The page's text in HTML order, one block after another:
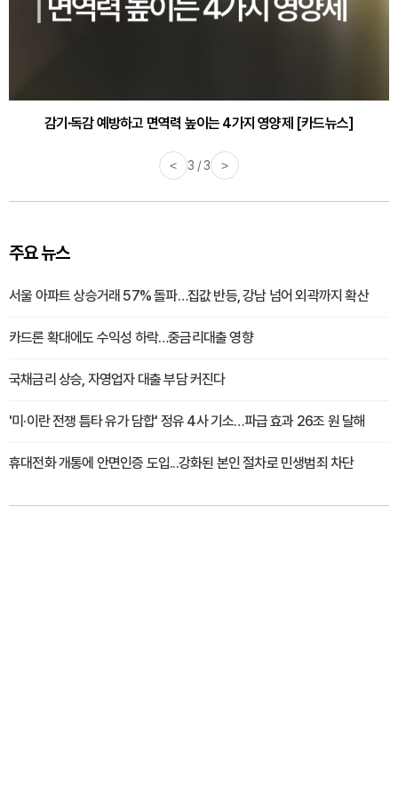
감기·독감 예방하고 면역력 높이는 4가지 영양제 [카드뉴스]
< 3 / 3 >
주요 뉴스
서울 아파트 상승거래 57% 돌파…집값 반등, 강남 넘어 외곽까지 확산
카드론 확대에도 수익성 하락…중금리대출 영향
국채금리 상승, 자영업자 대출 부담 커진다
'미·이란 전쟁 틈타 유가 담합' 정유 4사 기소…파급 효과 26조 원 달해
휴대전화 개통에 안면인증 도입...강화된 본인 절차로 민생범죄 차단